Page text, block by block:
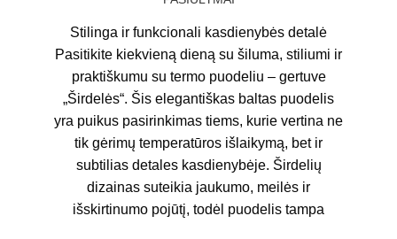
Stilinga ir funkcionali kasdienybės detalė
Pasitikite kiekvieną dieną su šiluma, stiliumi ir
praktiškumu su termo puodeliu – gertuve
„Širdelės“. Šis elegantiškas baltas puodelis
yra puikus pasirinkimas tiems, kurie vertina ne
tik gėrimų temperatūros išlaikymą, bet ir
subtilias detales kasdienybėje. Širdelių
dizainas suteikia jaukumo, meilės ir
išskirtinumo pojūtį, todėl puodelis tampa